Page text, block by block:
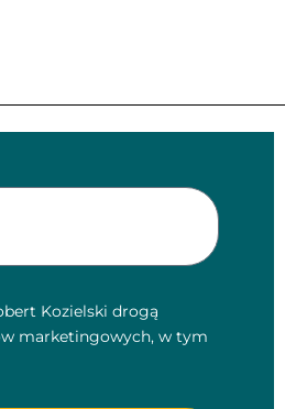
Kozielski drogą
marketingowych, w tym